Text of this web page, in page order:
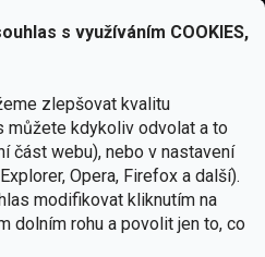
s využíváním COOKIES,
zlepšovat kvalitu
můžete kdykoliv odvolat a to
část webu), nebo v nastavení
Opera, Firefox a další).
modifikovat kliknutím na
dolním rohu a povolit jen to, co